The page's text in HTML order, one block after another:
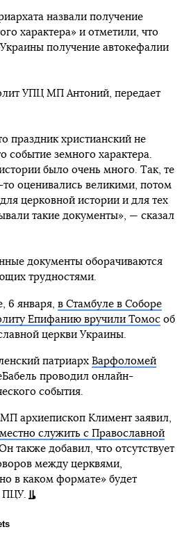
назвали получение
характера» и отметили, что
получение автокефалии
УПЦ МП Антоний, передает
праздник христианский не
событие земного характера.
было очень много. Так, те
оценивались великими, потом
церковной истории и для тех
такие документы», — сказал
документы оборачиваются
трудностями.
6 января, в Стамбуле в Соборе
Епифанию вручили Томособ
церкви Украины.
патриарх Варфоломей
проводил онлайн-
события.
архиепископ Климент заявил,
служить с Православной
также добавил, что отсутствует
между церквями,
в каком формате» будет
ПЦУ.